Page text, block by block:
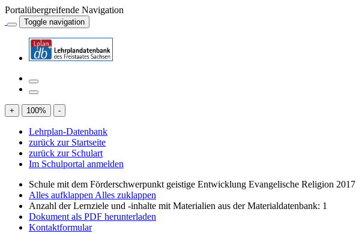
Portalübergreifende Navigation
Toggle navigation
+ 100% -
Lehrplan-Datenbank
zurück zur Startseite
zurück zur Schulart
Im Schulportal anmelden
Schule mit dem Förderschwerpunkt geistige Entwicklung Evangelische Religion 2017
Alles aufklappen Alles zuklappen
Anzahl der Lernziele und -inhalte mit Materialien aus der Materialdatenbank: 1
Dokument als PDF herunterladen
Kontaktformular